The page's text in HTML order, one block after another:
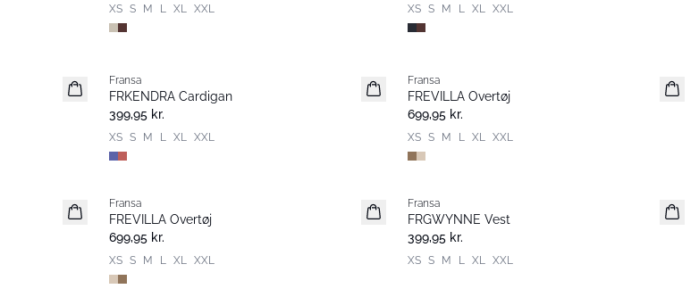
XS S M L XL XXL XS S M L XL XXL
Nyhed
Fransa
FRKENDRA Cardigan
399,95 kr.
XS S M L XL XXL
Nyhed
Fransa
FREVILLA Overtøj
699,95 kr.
XS S M L XL XXL
Nyhed
Fransa
FREVILLA Overtøj
699,95 kr.
XS S M L XL XXL
Nyhed
Fransa
FRGWYNNE Vest
399,95 kr.
XS S M L XL XXL